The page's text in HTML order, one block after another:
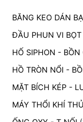
BĂNG KEO DÁN
ĐẦU PHUN VI
HỐ SIPHON - BỒN
HỒ TRÒN NỔI -
MẶT BÍCH KÉP -
MÁY THỔI KHÍ